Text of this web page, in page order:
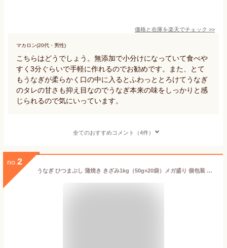
価格と在庫を楽天でチェック >>
マカロン(20代・男性)
こちらはどうでしょう。無添加で小分けになっていて食べや
すく3分ぐらいで手軽に作れるのでお勧めです。また、とて
もうなぎが柔らかく口の中に入るとふわっととろけてうなぎ
のタレの甘さも抑え目なのでうなぎ本来の味をしっかりと感
じられるので気にいっています。
全てのおすすめコメント（4件）
no. 2
うなぎ ひつまぶし 蒲焼き きざみ1kg（50g×20袋）メガ盛り 個包装 約10人前 送料無料 国産 愛知県産 専門店 39(サンキュー)ショップ お中元 土用丑 土用の丑の日 誕生日 プレゼント 食べ物 真空パック 贈り物 ギフト